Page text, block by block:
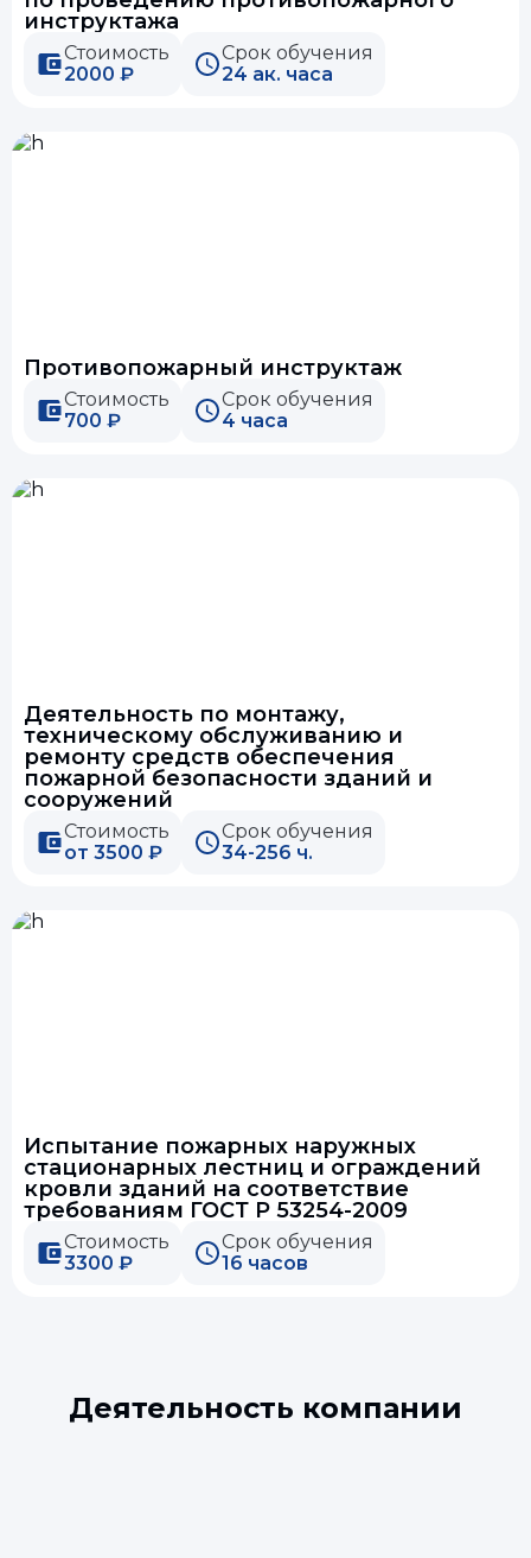
инструктажа
Стоимость
2000 ₽
Срок обучения
24 ак. часа
Противопожарный инструктаж
Стоимость
700 ₽
Срок обучения
4 часа
Деятельность по монтажу,
техническому обслуживанию и
ремонту средств обеспечения
пожарной безопасности зданий и
сооружений
Стоимость
от 3500 ₽
Срок обучения
34-256 ч.
Испытание пожарных наружных
стационарных лестниц и ограждений
кровли зданий на соответствие
требованиям ГОСТ Р 53254-2009
Стоимость
3300 ₽
Срок обучения
16 часов
Деятельность компании